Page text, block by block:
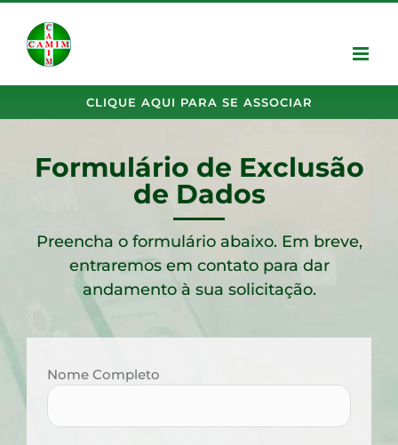
CLIQUE AQUI PARA SE ASSOCIAR
Formulário de Exclusão
de Dados
Preencha o formulário abaixo. Em breve,
entraremos em contato para dar
andamento à sua solicitação.
Nome Completo